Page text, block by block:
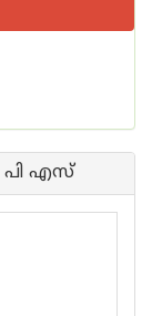
പി എസ്